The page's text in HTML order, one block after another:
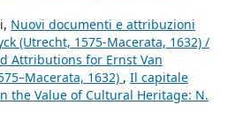
Nuovi documenti e attribuzioni
(Utrecht, 1575-Macerata, 1632) /
Attributions for Ernst Van
1632) , Il capitale
the Value of Cultural Heritage: N.